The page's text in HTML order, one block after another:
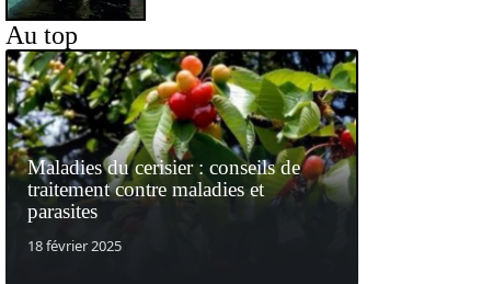
Au top
Maladies du cerisier : conseils de
traitement contre maladies et
parasites
18 février 2025